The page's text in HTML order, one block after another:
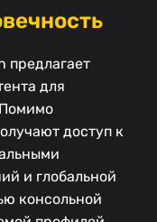
предлагает
для
доступ к
и глобальной
консольной